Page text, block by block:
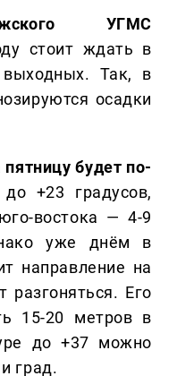
УГМС
стоит ждать в
Так, в
осадки
будет по-
+23 градусов,
востока — 4-9
уже днём в
направление на
разгоняться. Его
15-20 метров в
до +37 можно
град.